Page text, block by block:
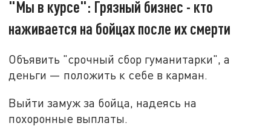
"Мы в курсе": Грязный бизнес - кто
наживается на бойцах после их смерти
Объявить "срочный сбор гуманитарки", а
деньги — положить к себе в карман.
Выйти замуж за бойца, надеясь на
похоронные выплаты.